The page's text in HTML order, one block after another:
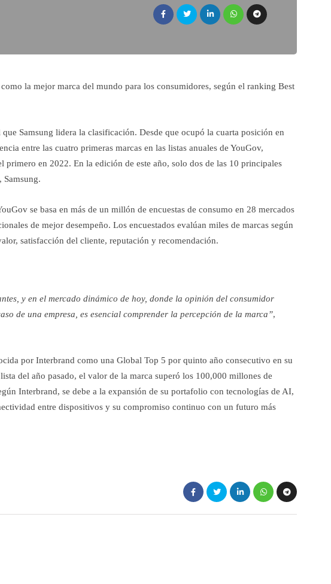
la mejor marca del mundo para los consumidores, según el ranking Best
Samsung lidera la clasificación. Desde que ocupó la cuarta posición en
entre las cuatro primeras marcas en las listas anuales de YouGov,
primero en 2022. En la edición de este año, solo dos de las 10 principales
Samsung.
se basa en más de un millón de encuestas de consumo en 28 mercados
de mejor desempeño. Los encuestados evalúan miles de marcas según
satisfacción del cliente, reputación y recomendación.
y en el mercado dinámico de hoy, donde la opinión del consumidor
de una empresa, es esencial comprender la percepción de la marca”,
por Interbrand como una Global Top 5 por quinto año consecutivo en su
del año pasado, el valor de la marca superó los 100,000 millones de
Interbrand, se debe a la expansión de su portafolio con tecnologías de AI,
entre dispositivos y su compromiso continuo con un futuro más